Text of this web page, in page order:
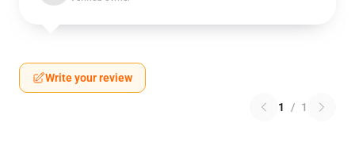
Write your review
1 / 1